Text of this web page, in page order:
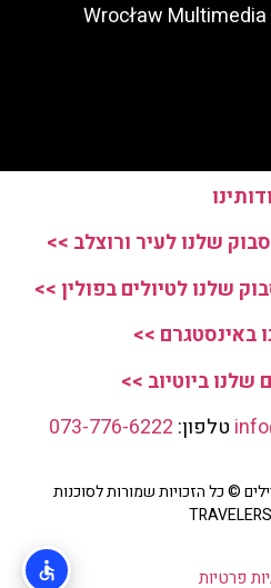
מופע מזרקות בורוצלב – Wrocław Multimedia
שלנו לעיר ורוצלב >>
שלנו לטיולים בפולין >>
באינסטגרם >>
שלנו ביוטיוב >>
טלפון: 073-776-6222
© כל הזכויות שמורות לסוכנות
פרטיות